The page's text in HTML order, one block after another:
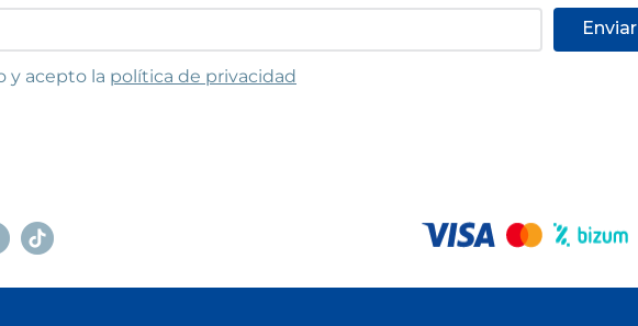
Enviar
las condiciones
y acepto la política de privacidad